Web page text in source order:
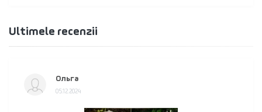
Ultimele recenzii
Ольга
05.12.2024